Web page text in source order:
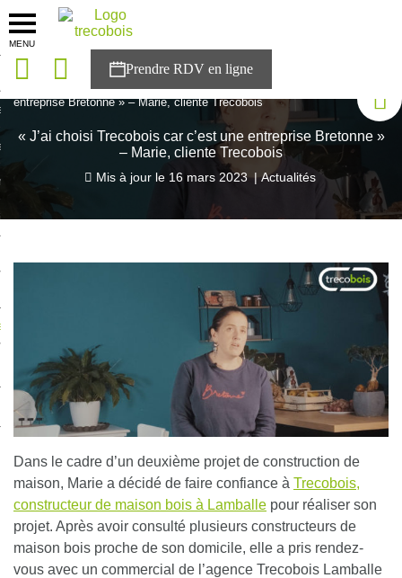
MENU
solutions
Trecobois
à NESTOR
entreprise Bretonne » – Marie, cliente Trecobois
« J’ai choisi Trecobois car c’est une entreprise Bretonne »
– Marie, cliente Trecobois
Mis à jour le 16 mars 2023|Actualités
Dans le cadre d’un deuxième projet de construction de
maison, Marie a décidé de faire confiance à Trecobois,
constructeur de maison bois à Lamballe pour réaliser son
projet. Après avoir consulté plusieurs constructeurs de
maison bois proche de son domicile, elle a pris rendez-
vous avec un commercial de l’agence Trecobois Lamballe